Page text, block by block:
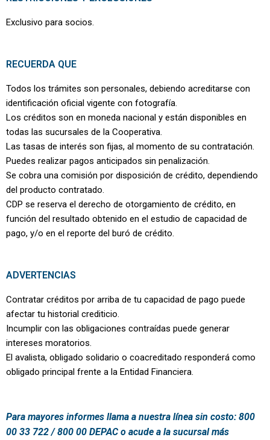
Exclusivo para socios.
RECUERDA QUE
Todos los trámites son personales, debiendo acreditarse con
identificación oficial vigente con fotografía.
Los créditos son en moneda nacional y están disponibles en
todas las sucursales de la Cooperativa.
Las tasas de interés son fijas, al momento de su contratación.
Puedes realizar pagos anticipados sin penalización.
Se cobra una comisión por disposición de crédito, dependiendo
del producto contratado.
CDP se reserva el derecho de otorgamiento de crédito, en
función del resultado obtenido en el estudio de capacidad de
pago, y/o en el reporte del buró de crédito.
ADVERTENCIAS
Contratar créditos por arriba de tu capacidad de pago puede
afectar tu historial crediticio.
Incumplir con las obligaciones contraídas puede generar
intereses moratorios.
El avalista, obligado solidario o coacreditado responderá como
obligado principal frente a la Entidad Financiera.
Para mayores informes llama a nuestra línea sin costo: 800
00 33 722 / 800 00 DEPAC o acude a la sucursal más